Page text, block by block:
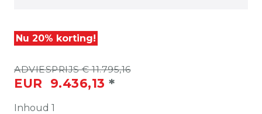
Nu 20% korting!
ADVIESPRIJS € 11.795,16
EUR 9.436,13 *
Inhoud 1